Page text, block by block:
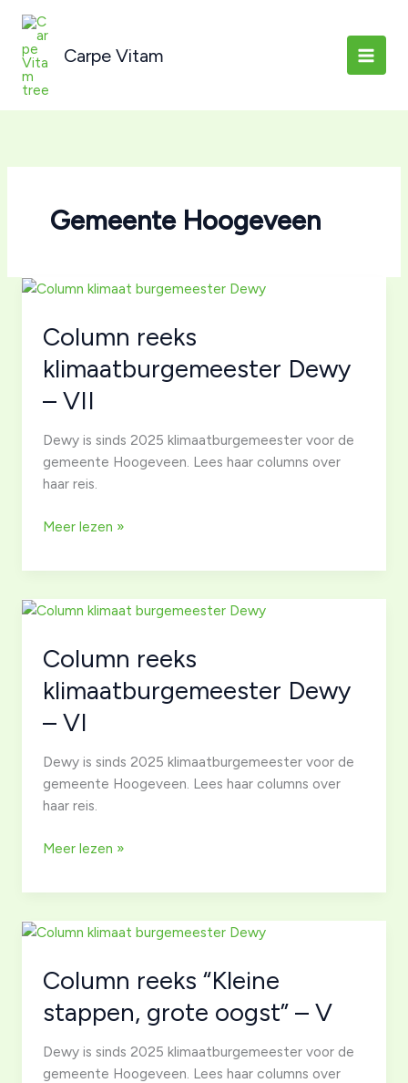
naar
inhoud
Carpe Vitam
Gemeente Hoogeveen
Column reeks
klimaatburgemeester Dewy
– VII
Dewy is sinds 2025 klimaatburgemeester voor de
gemeente Hoogeveen. Lees haar columns over
haar reis.
Column
klimaatburgemeester
–
Meer lezen »
Column reeks
klimaatburgemeester Dewy
– VI
Dewy is sinds 2025 klimaatburgemeester voor de
gemeente Hoogeveen. Lees haar columns over
haar reis.
Column
klimaatburgemeester
–
Meer lezen »
Column reeks “Kleine
stappen, grote oogst” – V
Dewy is sinds 2025 klimaatburgemeester voor de
gemeente Hoogeveen. Lees haar columns over